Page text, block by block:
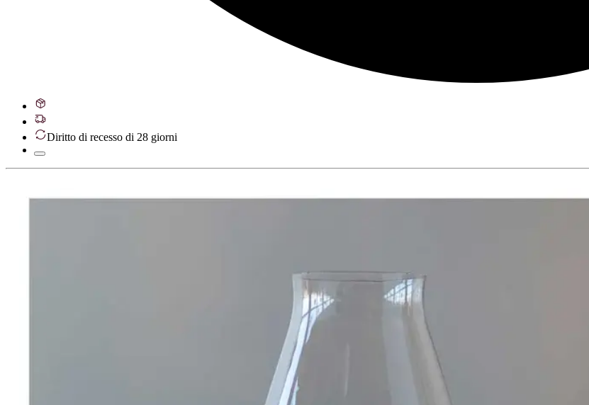
Diritto di recesso di 28 giorni